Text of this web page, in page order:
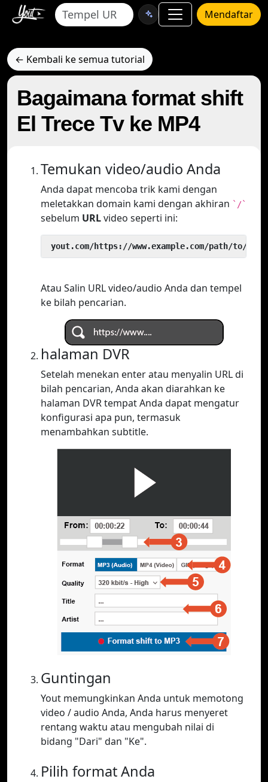
Mendaftar
← Kembali ke semua tutorial
Bagaimana format shift
El Trece Tv ke MP4
Temukan video/audio Anda
Anda dapat mencoba trik kami dengan
meletakkan domain kami dengan akhiran `/`
sebelum URLvideo seperti ini:
yout.com/https://www.example.com/path/to/
Atau Salin URL video/audio Anda dan tempel
ke bilah pencarian.
halaman DVR
Setelah menekan enter atau menyalin URL di
bilah pencarian, Anda akan diarahkan ke
halaman DVR tempat Anda dapat mengatur
konfigurasi apa pun, termasuk
menambahkan subtitle.
Guntingan
Yout memungkinkan Anda untuk memotong
video / audio Anda, Anda harus menyeret
rentang waktu atau mengubah nilai di
bidang "Dari" dan "Ke".
Pilih format Anda